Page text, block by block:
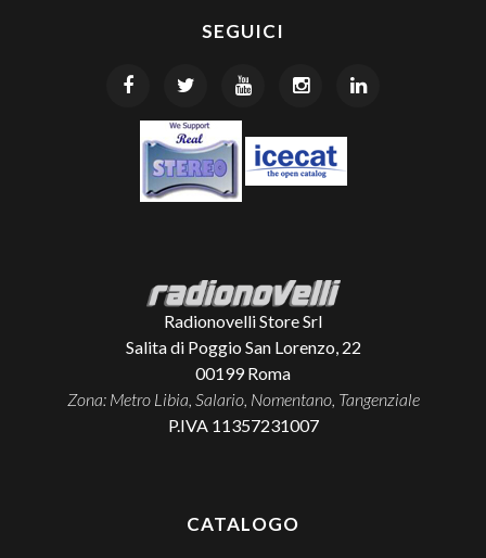
SEGUICI
Radionovelli Store Srl
Salita di Poggio San Lorenzo, 22
00199 Roma
Zona: Metro Libia, Salario, Nomentano, Tangenziale
P.IVA 11357231007
CATALOGO